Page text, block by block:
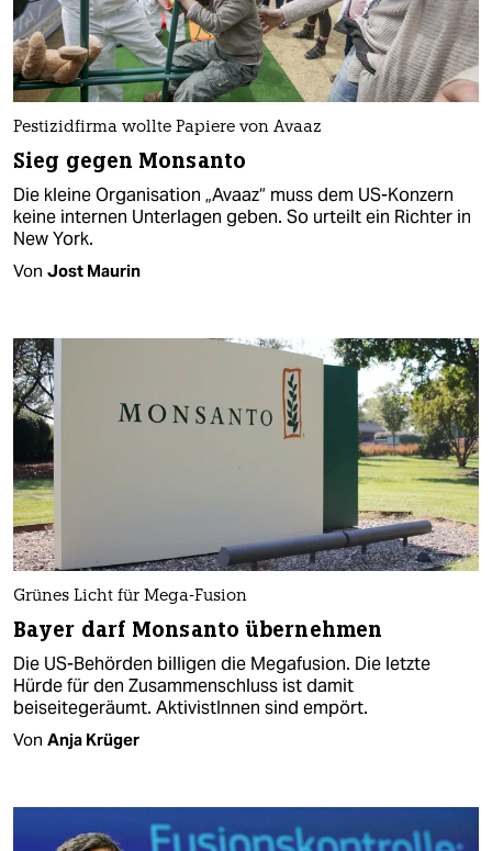
Pestizidfirma wollte Papiere von Avaaz
Sieg gegen Monsanto
Die kleine Organisation „Avaaz“ muss dem US-Konzern
keine internen Unterlagen geben. So urteilt ein Richter in
New York.
Von Jost Maurin
Grünes Licht für Mega-Fusion
Bayer darf Monsanto übernehmen
Die US-Behörden billigen die Megafusion. Die letzte
Hürde für den Zusammenschluss ist damit
beiseitegeräumt. AktivistInnen sind empört.
Von Anja Krüger